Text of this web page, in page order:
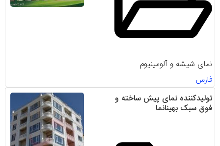
نمای شیشه و آلومینیوم
فارس
تولیدکننده نمای پیش ساخته و
فوق سبک بهینانما